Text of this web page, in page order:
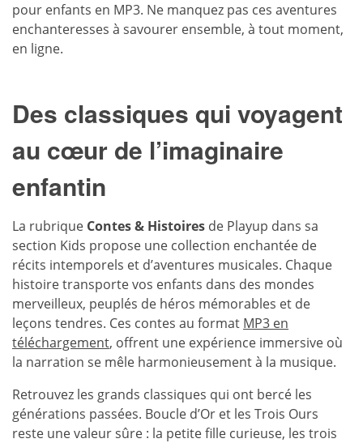
pour enfants en MP3. Ne manquez pas ces aventures
enchanteresses à savourer ensemble, à tout moment,
en ligne.
Des classiques qui voyagent
au cœur de l’imaginaire
enfantin
La rubrique Contes & Histoires de Playup dans sa
section Kids propose une collection enchantée de
récits intemporels et d’aventures musicales. Chaque
histoire transporte vos enfants dans des mondes
merveilleux, peuplés de héros mémorables et de
leçons tendres. Ces contes au format MP3 en
téléchargement, offrent une expérience immersive où
la narration se mêle harmonieusement à la musique.
Retrouvez les grands classiques qui ont bercé les
générations passées. Boucle d’Or et les Trois Ours
reste une valeur sûre : la petite fille curieuse, les trois